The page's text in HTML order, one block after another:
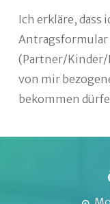
Ich erkläre, dass
Antragsformular
(Partner/Kinder/
von mir
bekommen